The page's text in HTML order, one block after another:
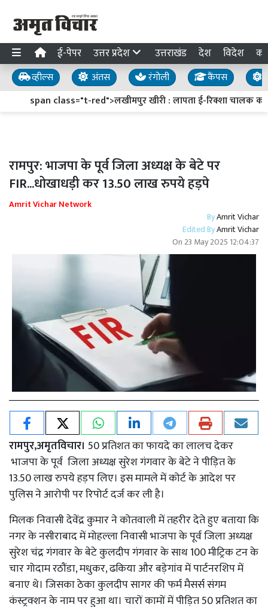
ई-पेपर उत्तर प्रदेश उत्तराखंड देश विदेश
व्हील्स अंतस रंगोली कैंपस
span class="t-red">लखीमपुर खीरी : लापता ई-रिक्शा चालक का
रामपुर: भाजपा के पूर्व जिला अध्यक्ष के बेटे पर
FIR...धोखाधड़ी कर 13.50 लाख रुपये हड़पे
Amrit Vichar Network
ByAmrit Vichar
Edited ByAmrit Vichar
On 23 May 2025 12:04:37
रामपुर,अमृतविचार। 50 प्रतिशत का फायदे का लालच देकर
भाजपा के पूर्व जिला अध्यक्ष सुरेश गंगवार के बेटे ने पीड़ित के
13.50 लाख रुपये हड़प लिए। इस मामले में कोर्ट के आदेश पर
पुलिस ने आरोपी पर रिपोर्ट दर्ज कर ली है।
मिलक निवासी देवेंद्र कुमार ने कोतवाली में तहरीर देते हुए बताया कि
नगर के नसीराबाद में मोहल्ला निवासी भाजपा के पूर्व जिला अध्यक्ष
सुरेश चंद्र गंगवार के बेटे कुलदीप गंगवार के साथ 100 मीट्रिक टन के
चार गोदाम रठौंडा, मधुकर, ढकिया और बड़ेगांव में पार्टनरशिप में
बनाए थे। जिसका ठेका कुलदीप सागर की फर्म मैसर्स संगम
कंस्ट्रक्शन के नाम पर हुआ था। चारों कामों में पीड़ित 50 प्रतिशत का